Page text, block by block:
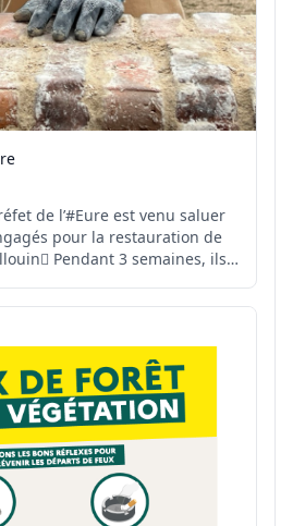
de l’#Eure est venu saluer
pour la restauration de
ils
hourdé à la chaux🧱 Une